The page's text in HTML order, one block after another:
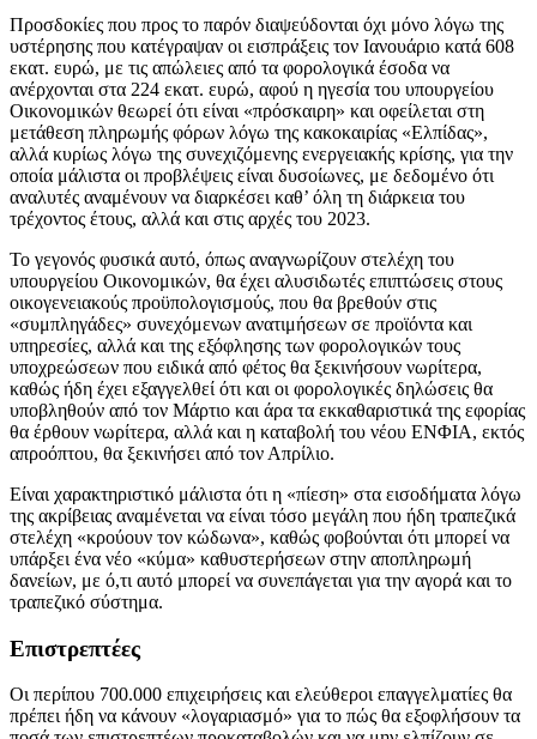
Προσδοκίες που προς το παρόν διαψεύδονται όχι μόνο λόγω της
υστέρησης που κατέγραψαν οι εισπράξεις τον Ιανουάριο κατά 608
εκατ. ευρώ, με τις απώλειες από τα φορολογικά έσοδα να
ανέρχονται στα 224 εκατ. ευρώ, αφού η ηγεσία του υπουργείου
Οικονομικών θεωρεί ότι είναι «πρόσκαιρη» και οφείλεται στη
μετάθεση πληρωμής φόρων λόγω της κακοκαιρίας «Ελπίδας»,
αλλά κυρίως λόγω της συνεχιζόμενης ενεργειακής κρίσης, για την
οποία μάλιστα οι προβλέψεις είναι δυσοίωνες, με δεδομένο ότι
αναλυτές αναμένουν να διαρκέσει καθ’ όλη τη διάρκεια του
τρέχοντος έτους, αλλά και στις αρχές του 2023.
Το γεγονός φυσικά αυτό, όπως αναγνωρίζουν στελέχη του
υπουργείου Οικονομικών, θα έχει αλυσιδωτές επιπτώσεις στους
οικογενειακούς προϋπολογισμούς, που θα βρεθούν στις
«συμπληγάδες» συνεχόμενων ανατιμήσεων σε προϊόντα και
υπηρεσίες, αλλά και της εξόφλησης των φορολογικών τους
υποχρεώσεων που ειδικά από φέτος θα ξεκινήσουν νωρίτερα,
καθώς ήδη έχει εξαγγελθεί ότι και οι φορολογικές δηλώσεις θα
υποβληθούν από τον Μάρτιο και άρα τα εκκαθαριστικά της εφορίας
θα έρθουν νωρίτερα, αλλά και η καταβολή του νέου ΕΝΦΙΑ, εκτός
απροόπτου, θα ξεκινήσει από τον Απρίλιο.
Είναι χαρακτηριστικό μάλιστα ότι η «πίεση» στα εισοδήματα λόγω
της ακρίβειας αναμένεται να είναι τόσο μεγάλη που ήδη τραπεζικά
στελέχη «κρούουν τον κώδωνα», καθώς φοβούνται ότι μπορεί να
υπάρξει ένα νέο «κύμα» καθυστερήσεων στην αποπληρωμή
δανείων, με ό,τι αυτό μπορεί να συνεπάγεται για την αγορά και το
τραπεζικό σύστημα.
Επιστρεπτέες
Οι περίπου 700.000 επιχειρήσεις και ελεύθεροι επαγγελματίες θα
πρέπει ήδη να κάνουν «λογαριασμό» για το πώς θα εξοφλήσουν τα